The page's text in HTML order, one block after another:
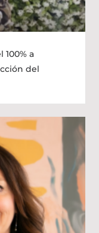
a
del